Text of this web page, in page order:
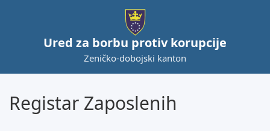
Ured za borbu protiv korupcije
Zeničko-dobojski kanton
Registar Zaposlenih